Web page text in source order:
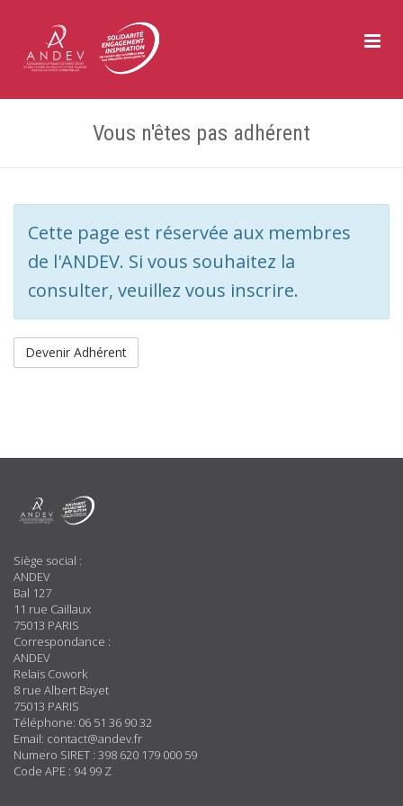
Toggle
Vous n'êtes pas adhérent
Cette page est réservée aux membres
de l'ANDEV. Si vous souhaitez la
consulter, veuillez vous inscrire.
Devenir Adhérent
Propos
Siège social :
ANDEV
Bal 127
11 rue Caillaux
75013 PARIS
Correspondance :
ANDEV
Relais Cowork
8 rue Albert Bayet
75013 PARIS
Téléphone: 06 51 36 90 32
Email: contact@andev.fr
Numero SIRET : 398 620 179 000 59
Code APE : 94 99 Z